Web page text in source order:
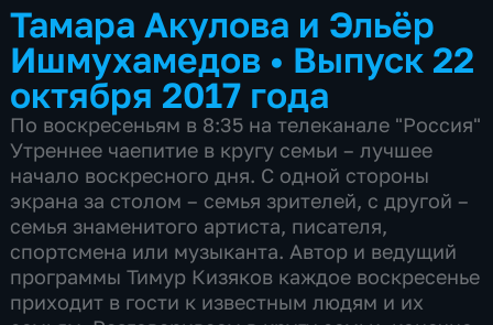
Тамара Акулова и Эльёр
Ишмухамедов • Выпуск 22
октября 2017 года
По воскресеньям в 8:35 на телеканале "Россия"
Утреннее чаепитие в кругу семьи – лучшее
начало воскресного дня. С одной стороны
экрана за столом – семья зрителей, с другой –
семья знаменитого артиста, писателя,
спортсмена или музыканта. Автор и ведущий
программы Тимур Кизяков каждое воскресенье
приходит в гости к известным людям и их